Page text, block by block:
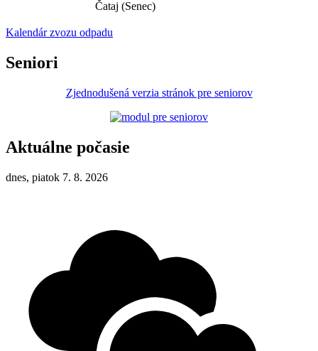
Čataj (Senec)
Kalendár zvozu odpadu
Seniori
Zjednodušená verzia stránok pre seniorov
Aktuálne počasie
dnes, piatok 7. 8. 2026